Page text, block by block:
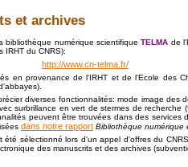
et archives
bibliothèque numérique scientifiqueTELMA de
IRHT du CNRS):
http://www.cn-telma.fr/
en provenance de l'IRHT et de l'Ecole des
diverses fonctionnalités: mode image des
surbrillance en vert de stermes de recherche
peuvent être trouvées dans des services
dans notre rapport Bibliothèque numérique
été sélectionné lors d'un appel d'offres du
des manuscrits et des archives